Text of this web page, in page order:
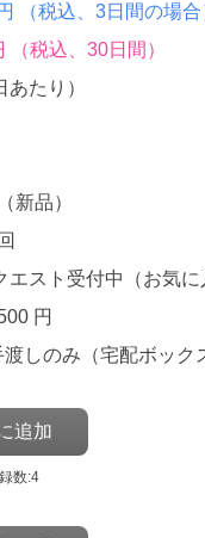
（税込、3日間の場合
（税込、30日間）
あたり）
新品）
エスト受付中
（お気
円
しのみ（宅配ボック
追加
数:4